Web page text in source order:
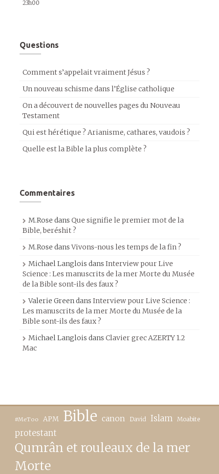
23h00
Questions
Comment s’appelait vraiment Jésus ?
Un nouveau schisme dans l’Église catholique
On a découvert de nouvelles pages du Nouveau
Testament
Qui est hérétique ? Arianisme, cathares, vaudois ?
Quelle est la Bible la plus complète ?
Commentaires
M.Rose dans Que signifie le premier mot de la
Bible, beréshit ?
M.Rose dansVivons-nous les temps de la fin ?
Michael Langlois dans Interview pour Live
Science : Les manuscrits de la mer Morte du Musée
de la Bible sont-ils des faux ?
Valerie Greendans Interview pour Live Science :
Les manuscrits de la mer Morte du Musée de la
Bible sont-ils des faux ?
Michael Langlois dans Clavier grec AZERTY 1.2
Mac
#MeToo APM Bible canon David Islam Moabite
protestant
Qumrân et rouleaux de la mer
Morte